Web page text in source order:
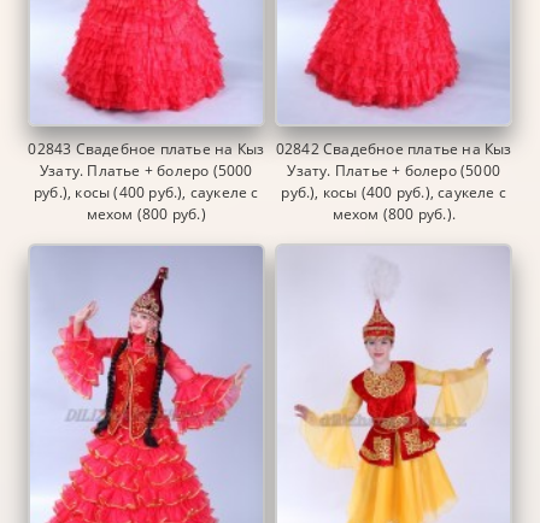
02843 Свадебное платье на Кыз
Узату. Платье + болеро (5000
руб.), косы (400 руб.), саукеле с
мехом (800 руб.)
02842 Свадебное платье на Кыз
Узату. Платье + болеро (5000
руб.), косы (400 руб.), саукеле с
мехом (800 руб.).